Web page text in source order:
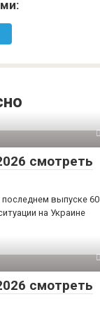
смотреть
выпуске 60
на Украине
смотреть